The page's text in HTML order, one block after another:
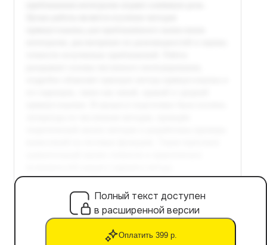
Полный текст доступен
в расширенной версии
Оплатить 399 р.